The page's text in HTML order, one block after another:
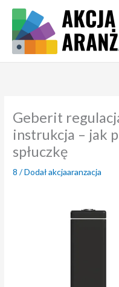
treści
Geberit
instrukcja – jak
spłuczkę
8 / Dodałakcjaaranzacja